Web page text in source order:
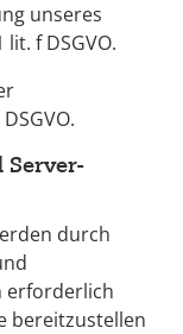
unseres
f DSGVO.
Server-
durch
erforderlich
bereitzustellen